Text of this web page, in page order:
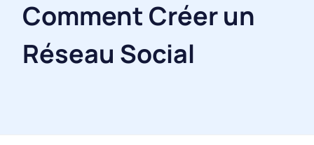
Comment Créer un
Réseau Social